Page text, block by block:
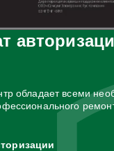
обладает всеми